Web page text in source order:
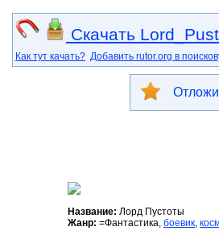
Скачать
Как тут качать? Добавить rutor.org в
Название: Лорд Пустоты
Жанр: =Фантастика, боевик,